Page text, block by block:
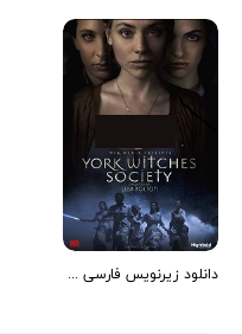
دانلود زیرنویس فارسی فیلم York Witches Society 2022